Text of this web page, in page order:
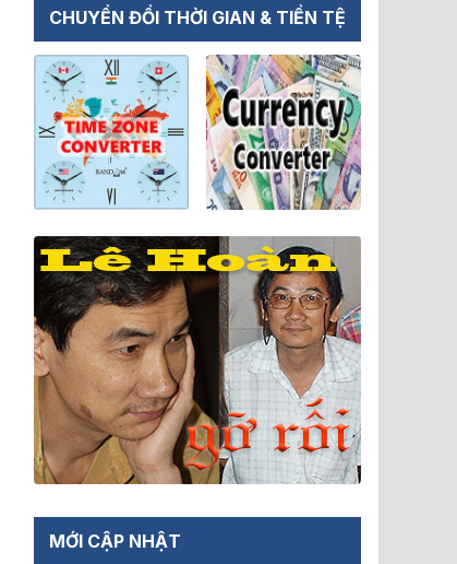
CHUYỂN ĐỔI THỜI GIAN & TIỀN TỆ
MỚI CẬP NHẬT